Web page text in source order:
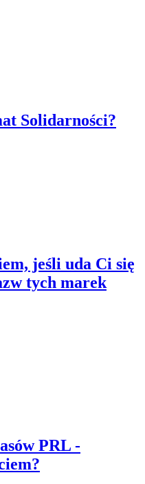
Solidarności?
jeśli uda Ci się
tych marek
PRL -